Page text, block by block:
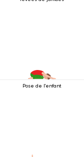
Pose de l'enfant